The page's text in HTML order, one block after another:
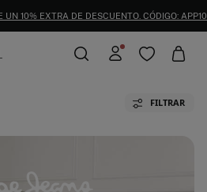
UN 10% EXTRA DE DESCUENTO. CÓDIGO: APP10
FILTRAR